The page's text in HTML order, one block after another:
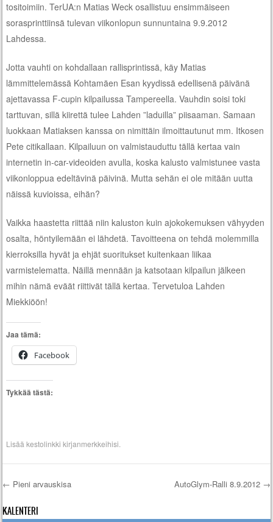
tositoimiin. TerUA:n Matias Weck osallistuu ensimmäiseen
sorasprinttiinsä tulevan viikonlopun sunnuntaina 9.9.2012
Lahdessa.
Jotta vauhti on kohdallaan rallisprintissä, käy Matias
lämmittelemässä Kohtamäen Esan kyydissä edellisenä päivänä
ajettavassa F-cupin kilpailussa Tampereella. Vauhdin soisi toki
tarttuvan, sillä kiirettä tulee Lahden ”laduilla” piisaaman. Samaan
luokkaan Matiaksen kanssa on nimittäin ilmoittautunut mm. Itkosen
Pete citikallaan. Kilpailuun on valmistauduttu tällä kertaa vain
internetin in-car-videoiden avulla, koska kalusto valmistunee vasta
viikonloppua edeltävinä päivinä. Mutta sehän ei ole mitään uutta
näissä kuvioissa, eihän?
Vaikka haastetta riittää niin kaluston kuin ajokokemuksen vähyyden
osalta, höntyilemään ei lähdetä. Tavoitteena on tehdä molemmilla
kierroksilla hyvät ja ehjät suoritukset kuitenkaan liikaa
varmistelematta. Näillä mennään ja katsotaan kilpailun jälkeen
mihin nämä eväät riittivät tällä kertaa. Tervetuloa Lahden
Miekkiöön!
Jaa tämä:
Facebook
Tykkää tästä:
Lisääkestolinkki kirjanmerkkeihisi.
Artikkelien selaus
← Pieni arvauskisa AutoGlym-Ralli 8.9.2012 →
KALENTERI